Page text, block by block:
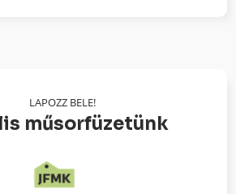
LAPOZZ BELE!
műsorfüzetünk